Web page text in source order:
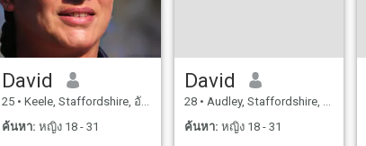
David
25 • Keele, Staffordshire, อังกฤษ
ค้นหา: หญิง 18 - 31
David
28 • Audley, Staffordshire, อังกฤษ
ค้นหา: หญิง 18 - 31